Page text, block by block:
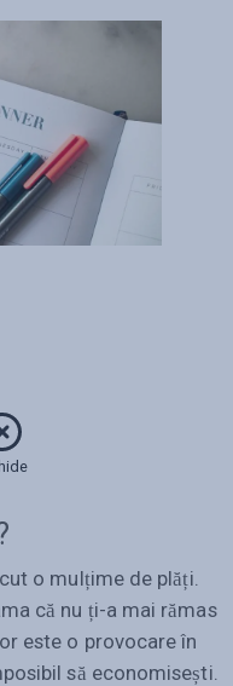
o mulțime de plăți.
că nu ți-a mai rămas
este o provocare în
să economisești.